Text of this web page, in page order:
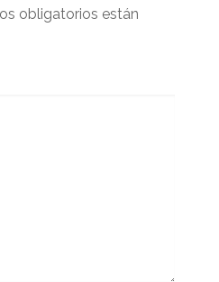
obligatorios están